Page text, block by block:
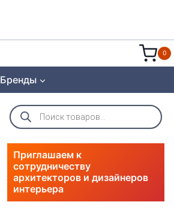
0
Бренды
Поиск
товаров
Приглашаем к
сотрудничеству
архитекторов и дизайнеров
интерьера